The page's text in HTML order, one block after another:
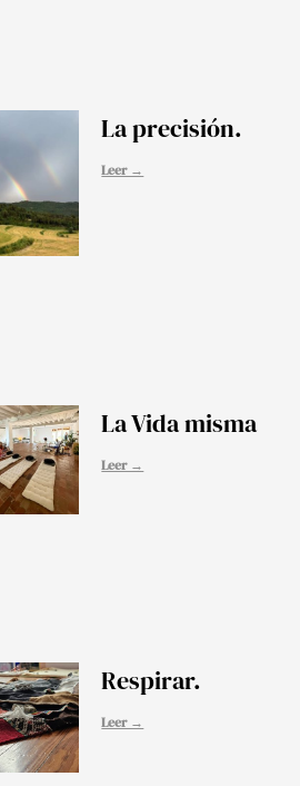
La precisión.
Leer →
La Vida misma
Leer →
Respirar.
Leer →